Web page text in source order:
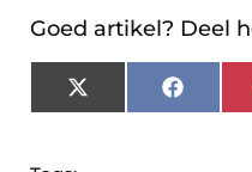
Goed artikel? Deel
X
(Twitter)